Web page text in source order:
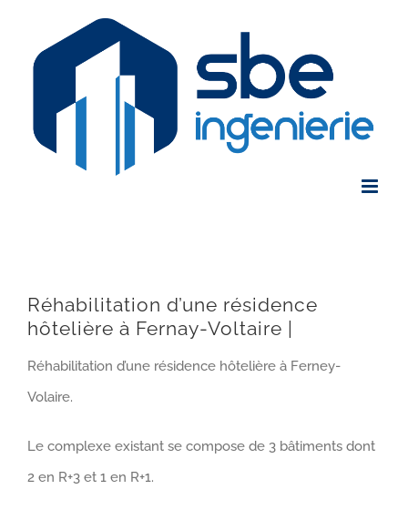
Réhabilitation d’une résidence
hôtelière à Fernay-Voltaire |
Réhabilitation d’une résidence hôtelière à Ferney-
Volaire.
Le complexe existant se compose de 3 bâtiments dont
2 en R+3 et 1 en R+1.